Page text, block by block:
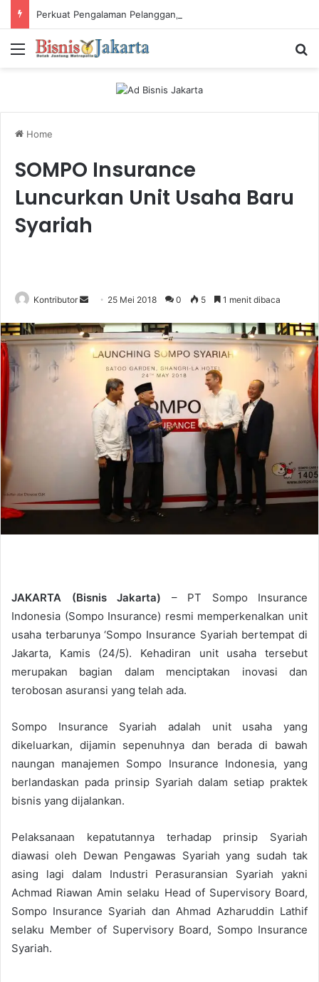
Menu
Home
SOMPO Insurance
Luncurkan Unit Usaha Baru
Syariah
Kontributor
n
d
m
25 Mei 2018 0 5 1 menit dibaca
JAKARTA (Bisnis Jakarta) – PT Sompo Insurance
Indonesia (Sompo Insurance) resmi memperkenalkan unit
usaha terbarunya ‘Sompo Insurance Syariah bertempat di
Jakarta, Kamis (24/5). Kehadiran unit usaha tersebut
merupakan bagian dalam menciptakan inovasi dan
terobosan asuransi yang telah ada.
Sompo Insurance Syariah adalah unit usaha yang
dikeluarkan, dijamin sepenuhnya dan berada di bawah
naungan manajemen Sompo Insurance Indonesia, yang
berlandaskan pada prinsip Syariah dalam setiap praktek
bisnis yang dijalankan.
Pelaksanaan kepatutannya terhadap prinsip Syariah
diawasi oleh Dewan Pengawas Syariah yang sudah tak
asing lagi dalam Industri Perasuransian Syariah yakni
Achmad Riawan Amin selaku Head of Supervisory Board,
Sompo Insurance Syariah dan Ahmad Azharuddin Lathif
selaku Member of Supervisory Board, Sompo Insurance
Syariah.